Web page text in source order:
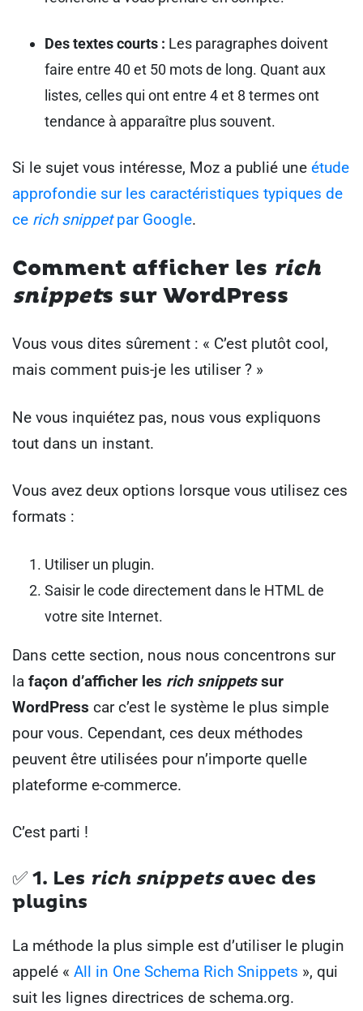
Des textes courts : Les paragraphes doivent
faire entre 40 et 50 mots de long. Quant aux
listes, celles qui ont entre 4 et 8 termes ont
tendance à apparaître plus souvent.
Si le sujet vous intéresse, Moz a publié une étude
approfondie sur les caractéristiques typiques de
ce rich snippetpar Google.
Comment afficher les rich
snippets sur WordPress
Vous vous dites sûrement : « C’est plutôt cool,
mais comment puis-je les utiliser ? »
Ne vous inquiétez pas, nous vous expliquons
tout dans un instant.
Vous avez deux options lorsque vous utilisez ces
formats :
Utiliser un plugin.
Saisir le code directement dans le HTML de
votre site Internet.
Dans cette section, nous nous concentrons sur
la façon d’afficher les rich snippetssur
WordPress car c’est le système le plus simple
pour vous. Cependant, ces deux méthodes
peuvent être utilisées pour n’importe quelle
plateforme e-commerce.
C’est parti !
✅ 1. Les rich snippetsavec des
plugins
La méthode la plus simple est d’utiliser le plugin
appelé « All in One Schema Rich Snippets », qui
suit les lignes directrices de schema.org.